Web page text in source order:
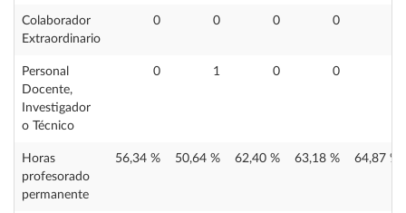
Colaborador
Extraordinario
0 0 0 0
Personal
Docente,
Investigador
o Técnico
0 1 0 0
Horas
profesorado
permanente
56,34 % 50,64 % 62,40 % 63,18 % 64,87 %